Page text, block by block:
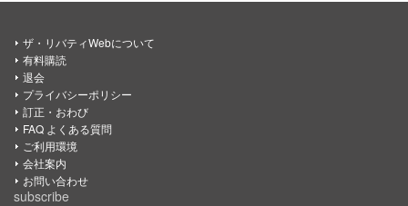
ザ・リバティWebについて
有料購読
退会
プライバシーポリシー
訂正・おわび
FAQ よくある質問
ご利用環境
会社案内
お問い合わせ
subscribe